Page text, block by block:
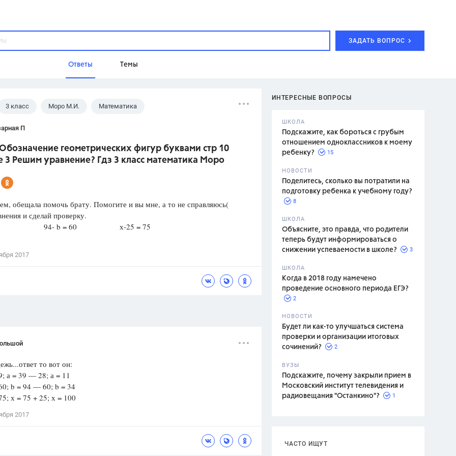
ЗАДАТЬ ВОПРОС
Ответы Темы
Домашнее задание
Школа
Рудзитис Г.Е.,
Красота, Воспитание
ИНТЕРЕСНЫЕ ВОПРОСЫ
ШКОЛА
Подскажите, как бороться с грубым
отношением одноклассников к моему
ребенку?
15
НОВОСТИ
Поделитесь, сколько вы потратили на
подготовку ребенка к учебному году?
8
ШКОЛА
Объясните, это правда, что родители
теперь будут информироваться о
снижении успеваемости в школе?
3
ШКОЛА
Когда в 2018 году намечено
проведение основного периода ЕГЭ?
2
НОВОСТИ
Будет ли как-то улучшаться система
проверки и организации итоговых
сочинений?
2
ВУЗЫ
Подскажите, почему закрыли прием в
Московский институт телевидения и
радиовещания "Останкино"?
1
ЧАСТО ИЩУТ
3 класс Моро М.И. Математика
П
Обозначение геометрических фигур буквами стр 10
3 Решим уравнение? Гдз 3 класс математика Моро
обещала помочь брату. Помогите и вы мне, а то не справляюсь(
и сделай проверку.
94- b = 60 х-25 = 75
2017
то вот он:
а = 39 — 28; а = 11
b = 94 — 60; b = 34
х = 75 + 25; х = 100
2017